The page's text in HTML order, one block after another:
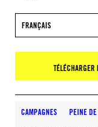
FRANÇAIS
TÉLÉCHARGER
CAMPAGNES PEINE DE